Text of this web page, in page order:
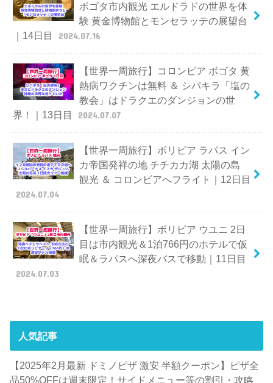
ボゴタ市内観光 エルドラドの世界を体
験 黄金博物館とモンセラッテの展望台
｜14日目
2024.07.16
【世界一周旅行】コロンビア ボゴタ 黄
熱病ワクチンは無料 ＆ シパキラ「塩の
教会」はドラクエのダンジョンの世
界！｜13日目
2024.07.07
【世界一周旅行】ボリビア ラパス イン
カ帝国発祥の地 チチカカ湖 太陽の島
観光 ＆ コロンビアへフライト｜12日目
2024.07.04
【世界一周旅行】ボリビア ウユニ 2日
目は市内観光＆1泊766円のホテルで仮
眠＆ラパスへ深夜バスで移動｜11日目
2024.07.03
人気記事
【2025年2月最新 ドミノピザ 激安 半額クーポン】ピザ全
品50%OFFは週末限定！サイドメニュー等の割引・攻略